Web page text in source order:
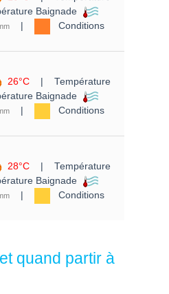
Baignade
Conditions
26°C | Température
Baignade
Conditions
28°C | Température
Baignade
Conditions
quand partir à